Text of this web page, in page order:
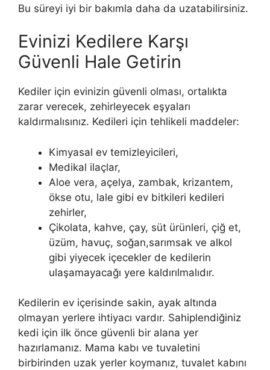
Bu süreyi iyi bir bakımla daha da uzatabilirsiniz.
Evinizi Kedilere Karşı
Güvenli Hale Getirin
Kediler için evinizin güvenli olması, ortalıkta
zarar verecek, zehirleyecek eşyaları
kaldırmalısınız. Kedileri için tehlikeli maddeler:
Kimyasal ev temizleyicileri,
Medikal ilaçlar,
Aloe vera, açelya, zambak, krizantem,
ökse otu, lale gibi ev bitkileri kedileri
zehirler,
Çikolata, kahve, çay, süt ürünleri, çiğ et,
üzüm, havuç, soğan,sarımsak ve alkol
gibi yiyecek içecekler de kedilerin
ulaşamayacağı yere kaldırılmalıdır.
Kedilerin ev içerisinde sakin, ayak altında
olmayan yerlere ihtiyacı vardır. Sahiplendiğiniz
kedi için ilk önce güvenli bir alana yer
hazırlamanız. Mama kabı ve tuvaletini
birbirinden uzak yerler koymanız, tuvalet kabını